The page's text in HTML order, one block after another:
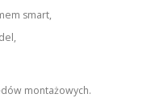
smart,
montażowych.